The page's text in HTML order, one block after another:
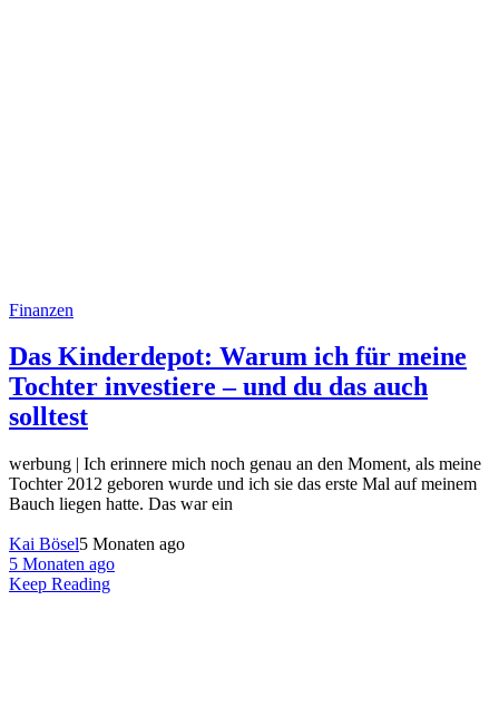
Finanzen
Das Kinderdepot: Warum ich für meine
Tochter investiere – und du das auch
solltest
werbung | Ich erinnere mich noch genau an den Moment, als meine
Tochter 2012 geboren wurde und ich sie das erste Mal auf meinem
Bauch liegen hatte. Das war ein
Kai Bösel5 Monaten ago
5 Monaten ago
Keep Reading